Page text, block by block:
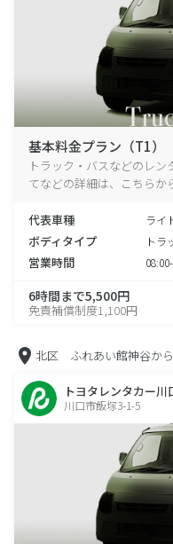
基本料金プラン（T1）
トラック・バスなどのレ
てなどの詳細は、こちらか
代表車種 ライ
ボディタイプ トラ
営業時間
6時間まで5,500円
免責補償制度1,100円
北区 ふれあい館神谷から
トヨタレンタカー川
川口市飯塚3-1-5